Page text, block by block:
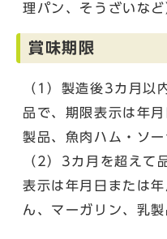
理パン、そうざいなど
賞味期限
（1）製造後3カ月以
品で、期限表示は年
製品、魚肉ハム・ソー
（2）3カ月を超えて
表示は年月日または
ん、マーガリン、乳製